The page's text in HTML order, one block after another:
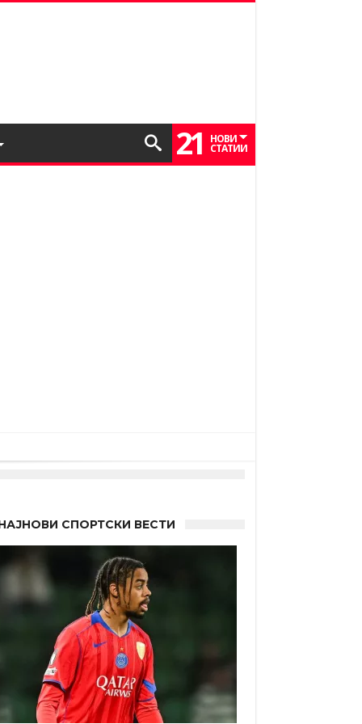
21 НОВИ
СТАТИИ
СПОРТСКИ ВЕСТИ